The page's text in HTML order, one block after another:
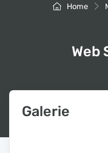
Home
Web
Galerie